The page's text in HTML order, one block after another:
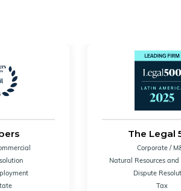
The Legal
Corporate /
Natural Resources
Dispute
Tax